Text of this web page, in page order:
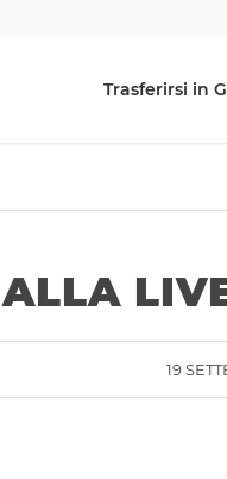
Trasferirsi in
19